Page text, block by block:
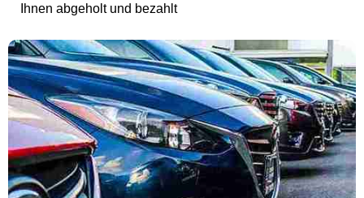
Ihnen abgeholt und bezahlt